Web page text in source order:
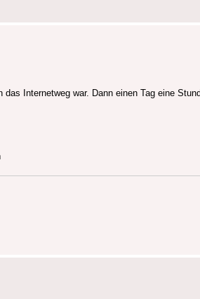
Internetweg war. Dann einen Tag eine